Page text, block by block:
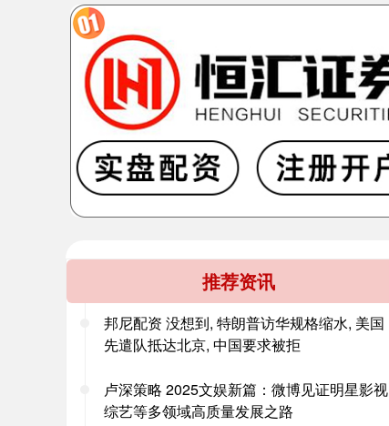
推荐资讯
邦尼配资 没想到, 特朗普访华规格缩水, 美国
先遣队抵达北京, 中国要求被拒
卢深策略 2025文娱新篇：微博见证明星影视
综艺等多领域高质量发展之路